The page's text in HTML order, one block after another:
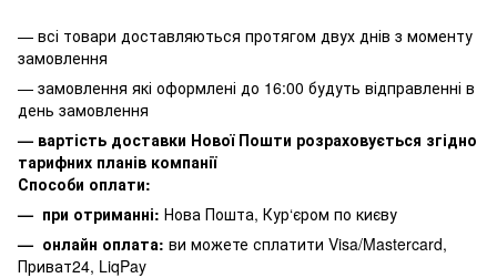
— всі товари доставляються протягом двух днів з моменту
замовлення
— замовлення які оформлені до 16:00 будуть відправленні в
день замовлення
— вартість доставки Нової Пошти розраховується згідно
тарифних планів компанії
Способи оплати:
— при отриманні: Нова Пошта, Кур‘єром по києву
— онлайн оплата: ви можете сплатити Visa/Mastercard,
Приват24, LiqPay